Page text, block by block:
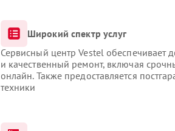
Широкий спектр услуг
Сервисный центр Vestel обеспечивает
и качественный ремонт, включая
онлайн. Также предоставляется
техники